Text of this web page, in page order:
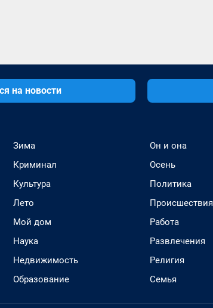
на новости
Зима
Криминал
Культура
Лето
Мой дом
Наука
Недвижимость
Образование
Он и она
Осень
Политика
Происшествия
Работа
Развлечения
Религия
Семья